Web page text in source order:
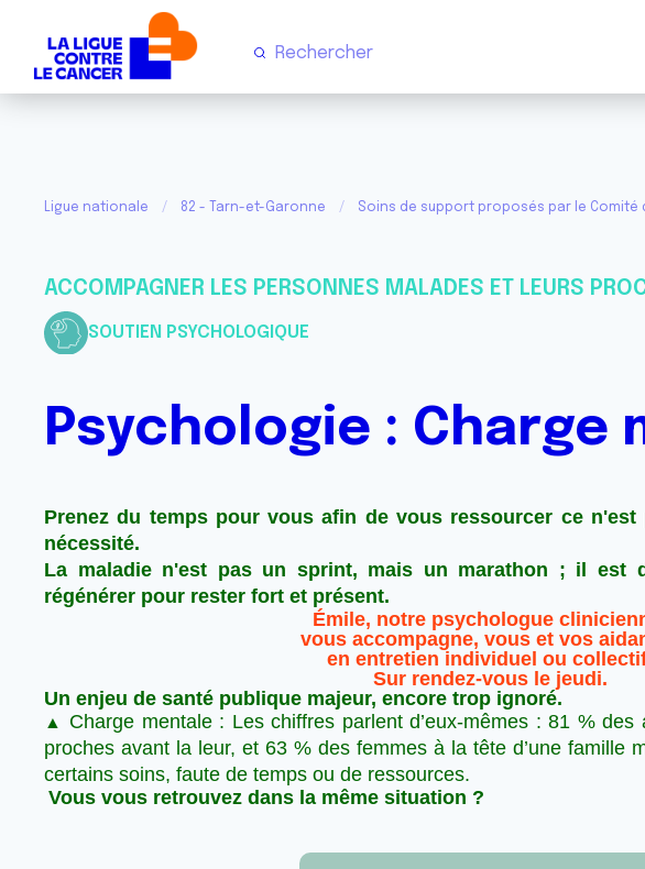
Ligue nationale 82 - Tarn-et-Garonne Soins de support proposés par le Comité
ACCOMPAGNER LES PERSONNES MALADES ET LEURS
SOUTIEN PSYCHOLOGIQUE
Psychologie :
Prenez du temps pour vous afin de vous ressourcer ce
nécessité.
La maladie n'est pas un sprint, mais un marathon ; il est
régénérer pour rester fort et présent.
Émile, notre psychologue
vous accompagne, vous et vos
en entretien individuel ou
Sur rendez-vous le jeudi.
Un enjeu de santé publique majeur, encore trop ignoré.
▲ Charge mentale : Les chiffres parlent d’eux-mêmes : 81 %
proches avant la leur, et 63 % des femmes à la tête d’une famille
certains soins, faute de temps ou de ressources.
Vous vous retrouvez dans la même situation ?